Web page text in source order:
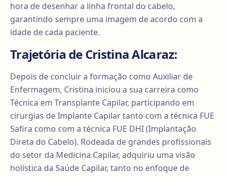
hora de desenhar a linha frontal do cabelo,
garantindo sempre uma imagem de acordo com a
idade de cada paciente.
Trajetória de Cristina Alcaraz:
Depois de concluir a formação como Auxiliar de
Enfermagem, Cristina iniciou a sua carreira como
Técnica em Transplante Capilar, participando em
cirurgias de Implante Capilar tanto com a técnica FUE
Safira como com a técnica FUE DHI (Implantação
Direta do Cabelo). Rodeada de grandes profissionais
do setor da Medicina Capilar, adquiriu uma visão
holística da Saúde Capilar, tanto no enfoque de